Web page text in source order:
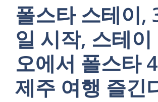
폴스타 스테이,
일 시작, 스테이
오에서 폴스타
제주 여행 즐긴